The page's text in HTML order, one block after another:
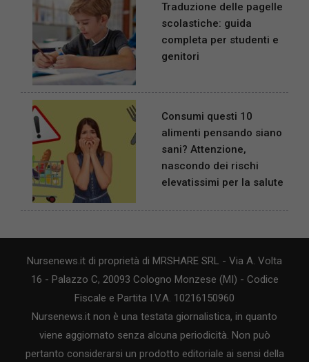
Traduzione delle pagelle
scolastiche: guida
completa per studenti e
genitori
Consumi questi 10
alimenti pensando siano
sani? Attenzione,
nascondo dei rischi
elevatissimi per la salute
Nursenews.it di proprietà di MRSHARE SRL - Via A. Volta
16 - Palazzo C, 20093 Cologno Monzese (MI) - Codice
Fiscale e Partita I.V.A. 10216150960
Nursenews.it non è una testata giornalistica, in quanto
viene aggiornato senza alcuna periodicità. Non può
pertanto considerarsi un prodotto editoriale ai sensi della